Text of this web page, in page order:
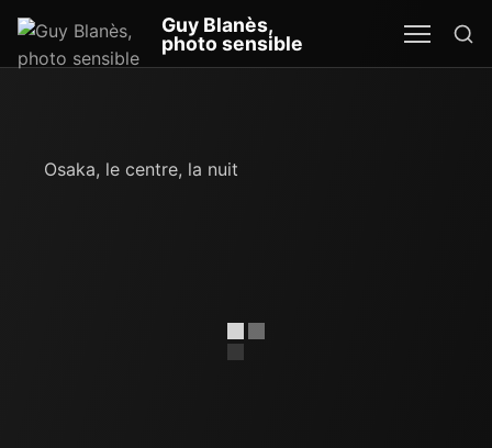
Guy Blanès,
photo sensible
Osaka, le centre, la nuit